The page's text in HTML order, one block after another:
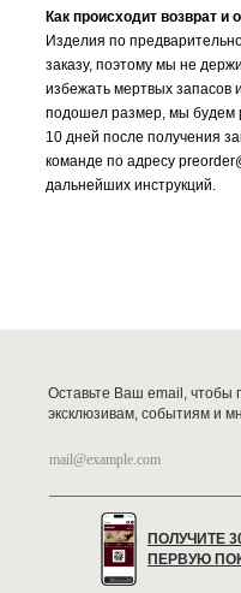
Как происходит возврат и
Изделия по
заказу, поэтому мы не
избежать мертвых запасов
подошел размер, мы будем
10 дней после получения
команде по адресу
дальнейших инструкций.
ПОЛУЧИТЕ
ПЕРВУЮ
Оставьте Ваш email, чтобы
эксклюзивам, событиям и